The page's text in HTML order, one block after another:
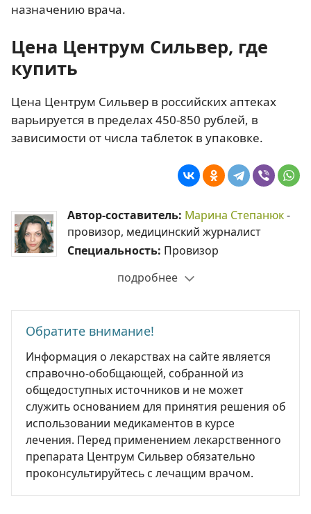
назначению врача.
Цена Центрум Сильвер, где
купить
Цена Центрум Сильвер в российских аптеках
варьируется в пределах 450-850 рублей, в
зависимости от числа таблеток в упаковке.
Автор-составитель: Марина Степанюк-
провизор, медицинский журналист
Специальность: Провизор
подробнее
Обратите внимание!
Информация о лекарствах на сайте является
справочно-обобщающей, собранной из
общедоступных источников и не может
служить основанием для принятия решения об
использовании медикаментов в курсе
лечения. Перед применением лекарственного
препарата Центрум Сильвер обязательно
проконсультируйтесь с лечащим врачом.